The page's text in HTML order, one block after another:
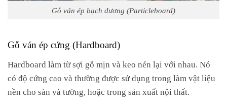
Gỗ ván ép bạch dương (Particleboard)
Gỗ ván ép cứng (Hardboard)
Hardboard làm từ sợi gỗ mịn và keo nén lại với nhau. Nó
có độ cứng cao và thường được sử dụng trong làm vật liệu
nền cho sàn và tường, hoặc trong sản xuất nội thất.